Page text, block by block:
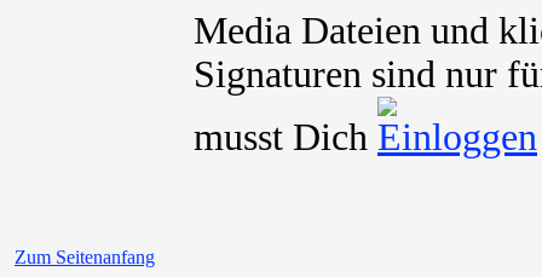
Media Dateien und
Signaturen sind nur
musst Dich
Zum Seitenanfang